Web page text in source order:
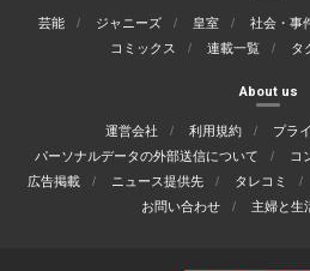
芸能 ジャニーズ 皇室 社会・事
コミックス
連載一覧 タ
About us
運営会社 利用規約
プラ
パーソナルデータの外部送信について
コ
広告掲載
ニュース提供先 タレコミ
お問い合わせ
主婦と生